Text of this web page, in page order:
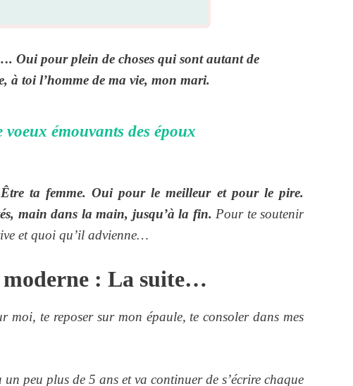
Oui pour plein de choses qui sont autant de
à toi l’homme de ma vie, mon mari.
voeux émouvants des époux
ta femme. Oui pour le meilleur et pour le pire.
main dans la main, jusqu’à la fin. Pour te soutenir
et quoi qu’il advienne…
: La suite…
moi, te reposer sur mon épaule, te consoler dans mes
peu plus de 5 ans et va continuer de s’écrire chaque